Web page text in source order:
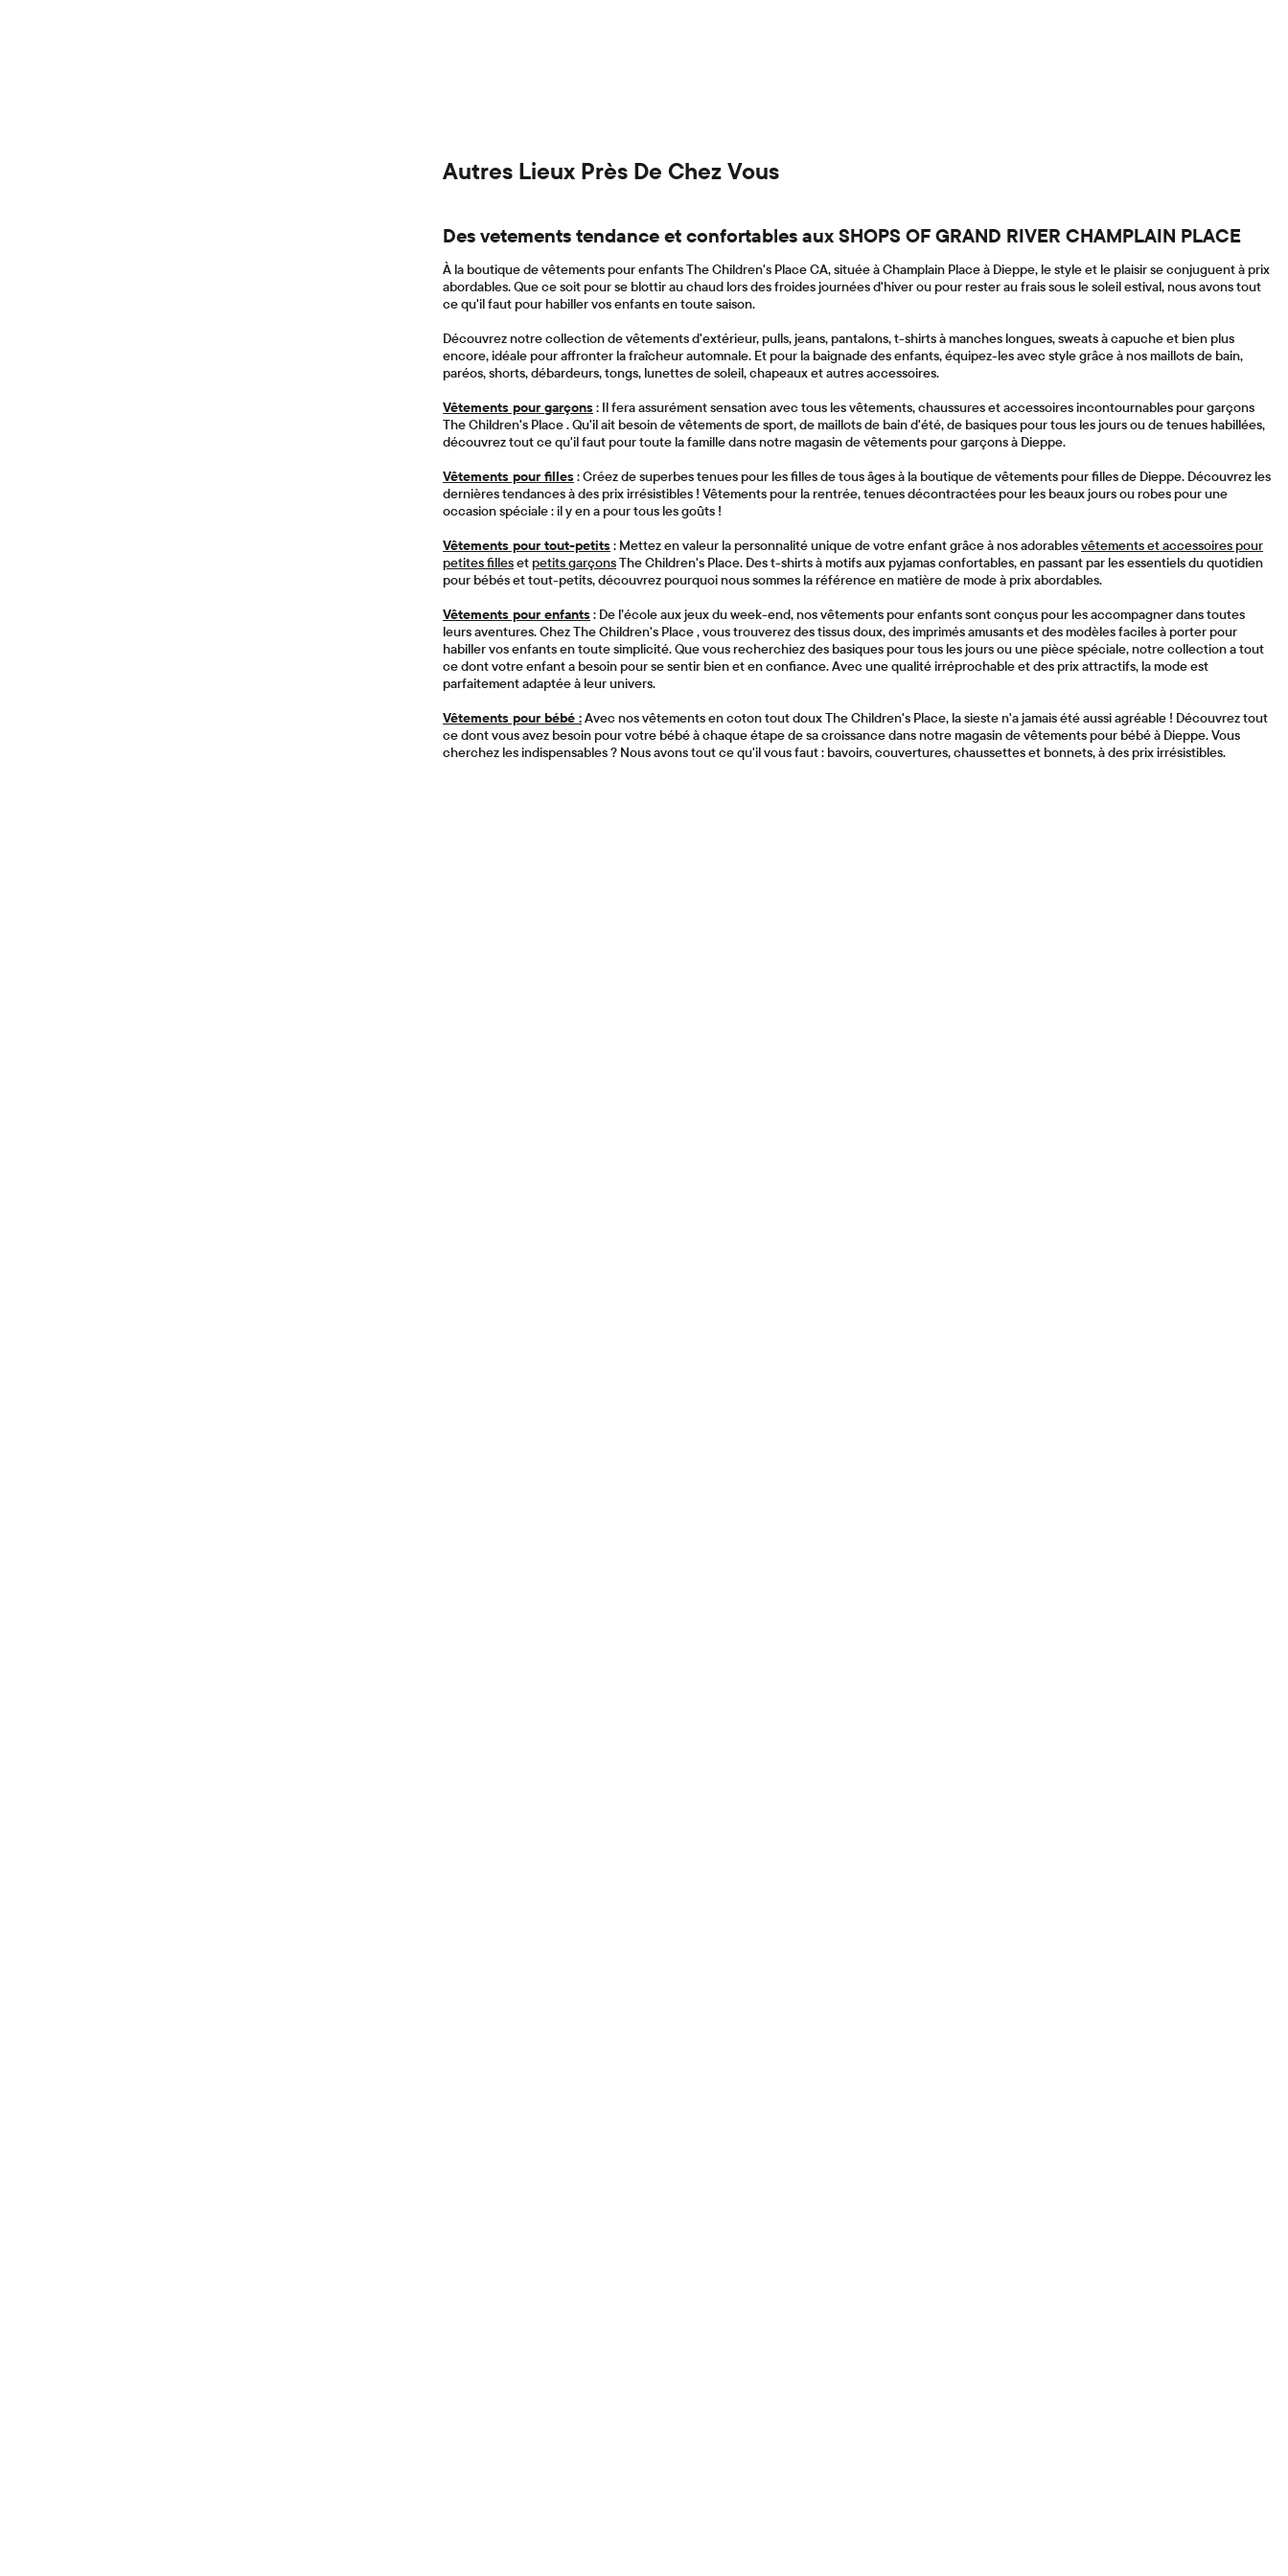
Autres Lieux Près De Chez Vous
Des vetements tendance et confortables aux SHOPS OF GRAND RIVER CHAMPLAIN PLACE
À la boutique de vêtements pour enfants The Children's Place CA, située à Champlain Place à Dieppe, le style et le plaisir se conjuguent à prix
abordables. Que ce soit pour se blottir au chaud lors des froides journées d'hiver ou pour rester au frais sous le soleil estival, nous avons tout
ce qu'il faut pour habiller vos enfants en toute saison.
Découvrez notre collection de vêtements d'extérieur, pulls, jeans, pantalons, t-shirts à manches longues, sweats à capuche et bien plus
encore, idéale pour affronter la fraîcheur automnale. Et pour la baignade des enfants, équipez-les avec style grâce à nos maillots de bain,
paréos, shorts, débardeurs, tongs, lunettes de soleil, chapeaux et autres accessoires.
Vêtements pour garçons : Il fera assurément sensation avec tous les vêtements, chaussures et accessoires incontournables pour garçons
The Children's Place . Qu'il ait besoin de vêtements de sport, de maillots de bain d'été, de basiques pour tous les jours ou de tenues habillées,
découvrez tout ce qu'il faut pour toute la famille dans notre magasin de vêtements pour garçons à Dieppe.
Vêtements pour filles : Créez de superbes tenues pour les filles de tous âges à la boutique de vêtements pour filles de Dieppe. Découvrez les
dernières tendances à des prix irrésistibles ! Vêtements pour la rentrée, tenues décontractées pour les beaux jours ou robes pour une
occasion spéciale : il y en a pour tous les goûts !
Vêtements pour tout-petits : Mettez en valeur la personnalité unique de votre enfant grâce à nos adorablesvêtements et accessoires pour
petites fillesetpetits garçonsThe Children's Place. Des t-shirts à motifs aux pyjamas confortables, en passant par les essentiels du quotidien
pour bébés et tout-petits, découvrez pourquoi nous sommes la référence en matière de mode à prix abordables.
Vêtements pour enfants : De l’école aux jeux du week-end, nos vêtements pour enfants sont conçus pour les accompagner dans toutes
leurs aventures. Chez The Children's Place , vous trouverez des tissus doux, des imprimés amusants et des modèles faciles à porter pour
habiller vos enfants en toute simplicité. Que vous recherchiez des basiques pour tous les jours ou une pièce spéciale, notre collection a tout
ce dont votre enfant a besoin pour se sentir bien et en confiance. Avec une qualité irréprochable et des prix attractifs, la mode est
parfaitement adaptée à leur univers.
Vêtements pour bébé :Avec nos vêtements en coton tout doux The Children's Place, la sieste n'a jamais été aussi agréable ! Découvrez tout
ce dont vous avez besoin pour votre bébé à chaque étape de sa croissance dans notre magasin de vêtements pour bébé à Dieppe. Vous
cherchez les indispensables ? Nous avons tout ce qu'il vous faut : bavoirs, couvertures, chaussettes et bonnets, à des prix irrésistibles.